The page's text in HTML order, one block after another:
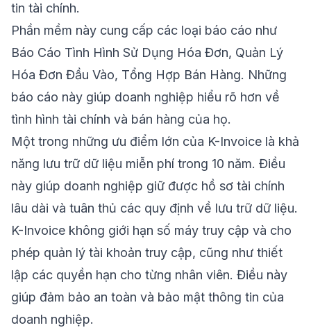
tin tài chính.
Phần mềm này cung cấp các loại báo cáo như
Báo Cáo Tình Hình Sử Dụng Hóa Đơn, Quản Lý
Hóa Đơn Đầu Vào, Tổng Hợp Bán Hàng. Những
báo cáo này giúp doanh nghiệp hiểu rõ hơn về
tình hình tài chính và bán hàng của họ.
Một trong những ưu điểm lớn của K-Invoice là khả
năng lưu trữ dữ liệu miễn phí trong 10 năm. Điều
này giúp doanh nghiệp giữ được hồ sơ tài chính
lâu dài và tuân thủ các quy định về lưu trữ dữ liệu.
K-Invoice không giới hạn số máy truy cập và cho
phép quản lý tài khoản truy cập, cũng như thiết
lập các quyền hạn cho từng nhân viên. Điều này
giúp đảm bảo an toàn và bảo mật thông tin của
doanh nghiệp.